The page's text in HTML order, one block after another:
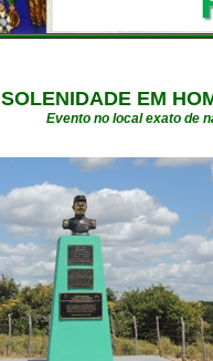
SOLENIDADE EM
Evento no local exato de